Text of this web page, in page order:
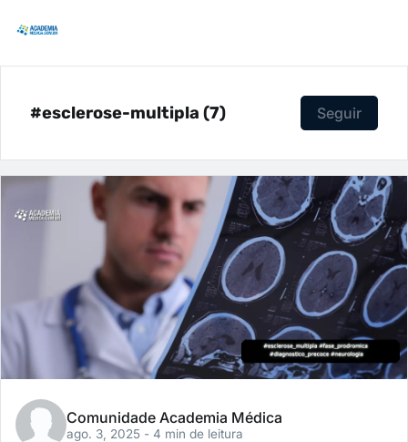
#esclerose-multipla (7) Seguir
Comunidade Academia Médica
ago. 3, 2025 - 4 min de leitura